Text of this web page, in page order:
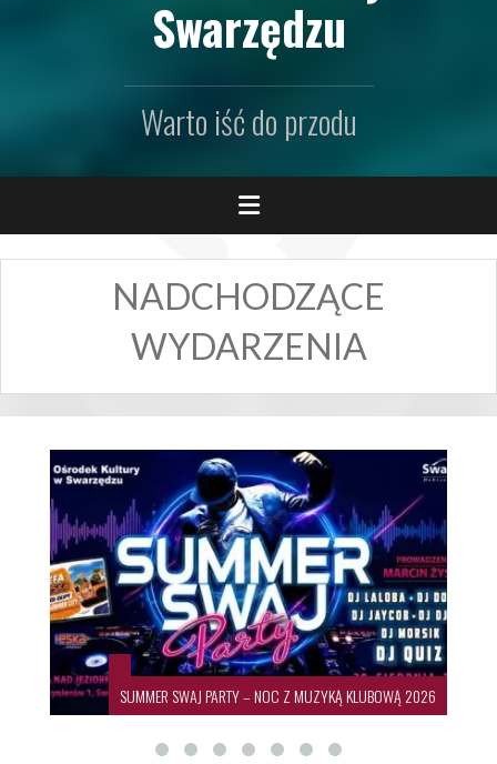
Swarzędzu
Warto iść do przodu
NADCHODZĄCE
WYDARZENIA
SUMMER SWAJ PARTY – NOC Z MUZYKĄ KLUBOWĄ 2026